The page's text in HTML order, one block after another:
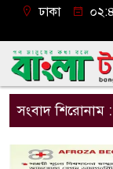
ঢাকা
সংবাদ শিরোনাম
বারবার ক্ষমতায়